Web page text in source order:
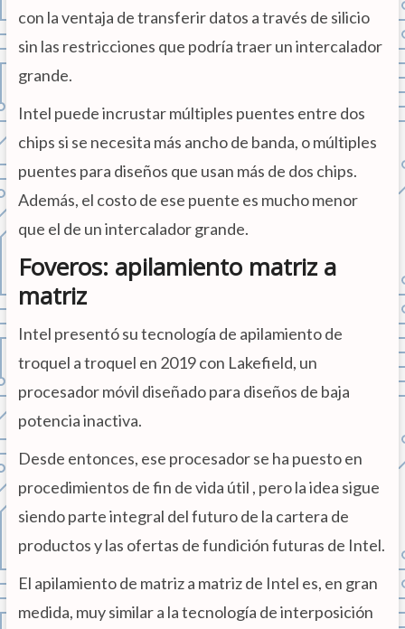
con la ventaja de transferir datos a través de silicio
sin las restricciones que podría traer un intercalador
grande.
Intel puede incrustar múltiples puentes entre dos
chips si se necesita más ancho de banda, o múltiples
puentes para diseños que usan más de dos chips.
Además, el costo de ese puente es mucho menor
que el de un intercalador grande.
Foveros: apilamiento matriz a
matriz
Intel presentó su tecnología de apilamiento de
troquel a troquel en 2019 con Lakefield, un
procesador móvil diseñado para diseños de baja
potencia inactiva.
Desde entonces, ese procesador se ha puesto en
procedimientos de fin de vida útil , pero la idea sigue
siendo parte integral del futuro de la cartera de
productos y las ofertas de fundición futuras de Intel.
El apilamiento de matriz a matriz de Intel es, en gran
medida, muy similar a la tecnología de interposición